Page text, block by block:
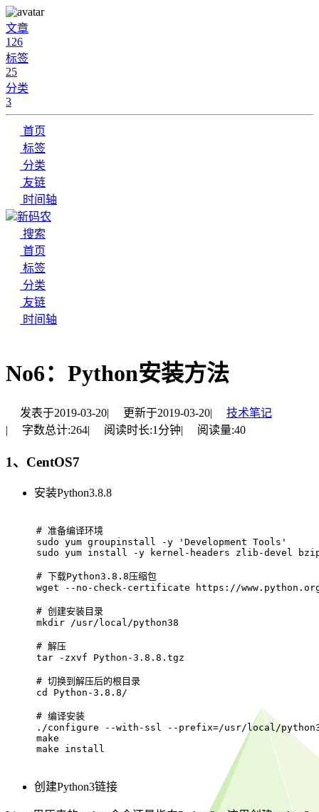
文章
126
标签
25
分类
3
首页
标签
分类
友链
时间轴
新码农
搜索
首页
标签
分类
友链
时间轴
No6：Python安装方法
发表于2019-03-20| 更新于2019-03-20|
技术笔记
|
字数总计:264| 阅读时长:1分钟| 阅读量:40
1、CentOS7
安装Python3.8.8
# 准备编译环境
sudo yum groupinstall -y 'Development Tools'
sudo yum install -y kernel-headers zlib-devel
# 下载Python3.8.8压缩包
wget --no-check-certificate https://
# 创建安装目录
mkdir /usr/local/python38
# 解压
tar -zxvf Python-3.8.8.tgz
# 切换到解压后的根目录
cd Python-3.8.8/
# 编译安装
./configure --with-ssl --prefix=/usr/local/
make
make install
创建Python3链接